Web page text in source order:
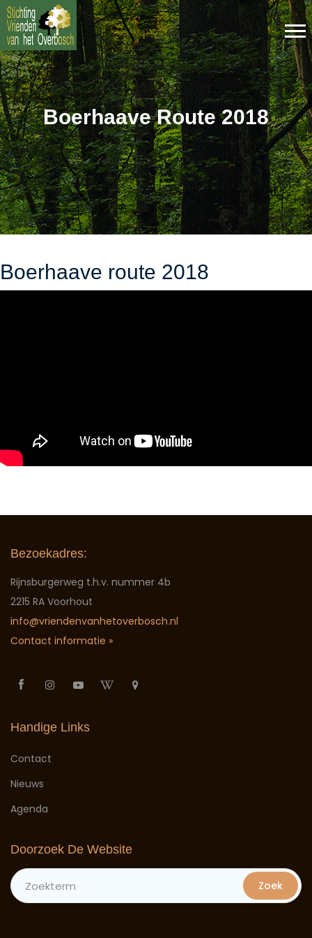
Boerhaave Route 2018
Boerhaave route 2018
Bezoekadres:
Rijnsburgerweg t.h.v. nummer 4b
2215 RA Voorhout
info@vriendenvanhetoverbosch.nl
Contact informatie »
Handige Links
Contact
Nieuws
Agenda
Doorzoek De Website
Zoek